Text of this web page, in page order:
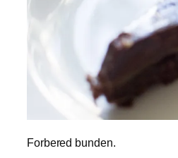
Forbered bunden.